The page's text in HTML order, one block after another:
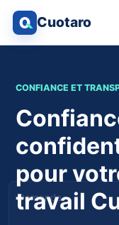
Cuotaro
Demande
CONFIANCE ET
pour
travail